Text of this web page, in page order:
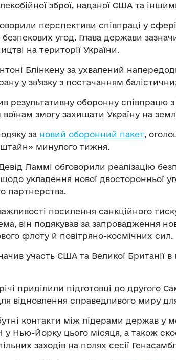
зброї, наданої США та
перспективи співпраці у
угод. Глава держави
на території України.
Блінкену за ухвалений
у зв’язку з постачанням
результативну оборонну співпрацю
змогу захищати Україну на
за новий оборонний пакет,
минулого тижня.
Ламмі обговорили реалізацію
укладення нової двосторонньої
партнерства.
посилення санкційного
він подякував за запровадження
флоту й повітряно-космічних сил.
участь США та Великої Британії
приділили підготовці до другого
відновлення справедливого миру
контакти між лідерами держав у
у Нью-Йорку цього місяця, а також
заходів на полях сесії